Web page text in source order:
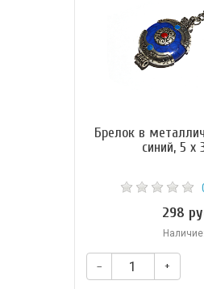
Брелок в
синий, 5 х
298
– +